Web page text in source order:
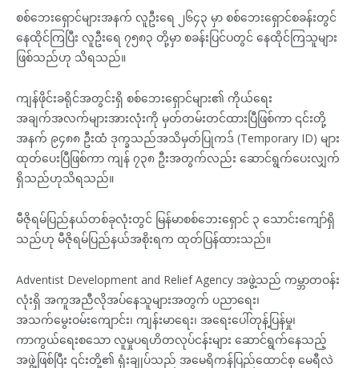
စစ်ဘေးရှောင်များအနက် လူဦးရေ ၂၆၄၃ မှာ စစ်ဘေးရှောင်စခန်းတွင်
နေထိုင်ကြပြီး လူဦးရေ ၇၅၈၃ တို့မှာ စခန်းပြင်ပတွင် နေထိုင်ကြသူများ
ဖြစ်သည်ဟု သိရသည်။
ကျန်ဖိုင်းခရိုင်အတွင်းရှိ စစ်ဘေးရှောင်များ၏ ကိုယ်ရေး
အချက်အလက်များအားလုံးကို မှတ်တမ်းတင်ထားပြီဖြစ်ကာ ၎င်းတို့
အနက် ၉၄၈၈ ဦးထံ ဒုက္ခသည်အသိမှတ်ပြုကဒ် (Temporary ID) များ
ထုတ်ပေးပြီဖြစ်ကာ ကျန် ၇၃၈ ဦးအတွက်လည်း ဆောင်ရွက်ပေးလျှက်
ရှိသည်ဟုသိရသည်။
မီဇိုရမ်ပြည်နယ်တစ်ခုလုံးတွင် မြန်မာစစ်ဘေးရှောင် ၃ သောင်းကျော်ရှိ
သည်ဟု မီဇိုရမ်ပြည်နယ်အစိုးရက ထုတ်ပြန်ထားသည်။
Adventist Development and Relief Agency အဖွဲ့သည် ကမ္ဘာတဝန်း
လုံးရှိ အကူအညီလိုအပ်နေသူများအတွက် ပညာရေး၊
အသက်မွေးဝမ်းကျောင်း၊ ကျန်းမာရေး၊ အရေးပေါ်တုန့်ပြန်မှု၊
ကာကွယ်ရေးစသော လူမှုပရဟိတလုပ်ငန်းများ ဆောင်ရွက်နေသည့်
အဖွဲ့ဖြစ်ပြီး ၎င်းတို့၏ ရုံးချုပ်သည် အမေရိကန်ပြည်ထောင်စု မေရီလဲ